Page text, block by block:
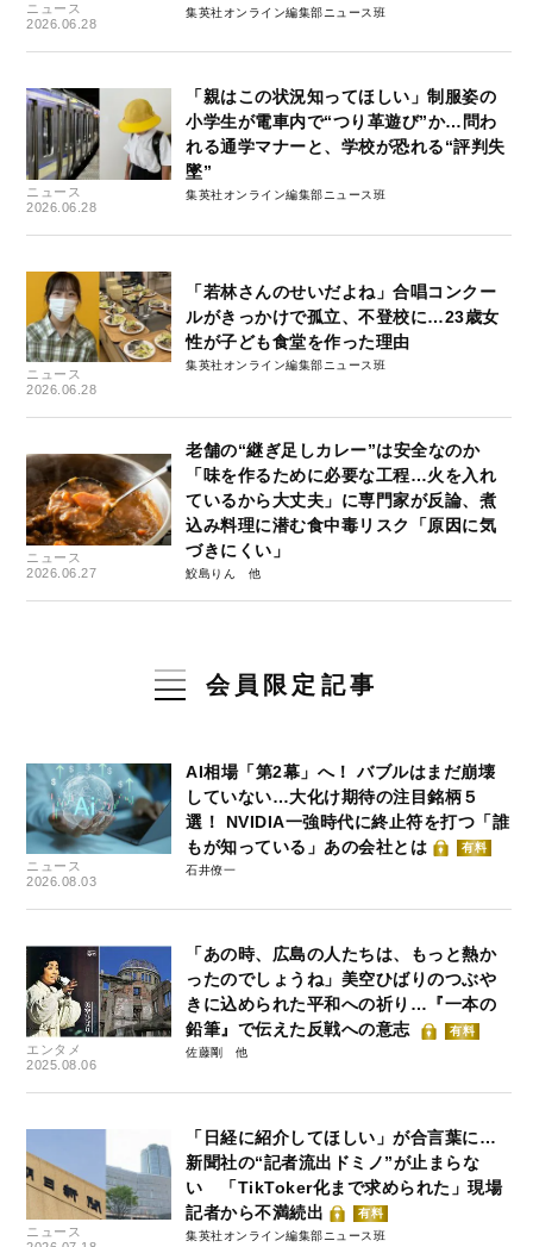
ニュース
2026.06.28
集英社オンライン編集部ニュース班
ニュース
2026.06.28
「親はこの状況知ってほしい」制服姿の
小学生が電車内で“つり革遊び”か…問わ
れる通学マナーと、学校が恐れる“評判失
墜”
集英社オンライン編集部ニュース班
ニュース
2026.06.28
「若林さんのせいだよね」合唱コンクー
ルがきっかけで孤立、不登校に…23歳女
性が子ども食堂を作った理由
集英社オンライン編集部ニュース班
ニュース
2026.06.27
老舗の“継ぎ足しカレー”は安全なのか
「味を作るために必要な工程…火を入れ
ているから大丈夫」に専門家が反論、煮
込み料理に潜む食中毒リスク「原因に気
づきにくい」
鮫島りん
会員限定記事
ニュース
2026.08.03
AI相場「第2幕」へ！ バブルはまだ崩壊
していない…大化け期待の注目銘柄５
選！ NVIDIA一強時代に終止符を打つ「誰
もが知っている」あの会社とは
有料
石井僚一
エンタメ
2025.08.06
「あの時、広島の人たちは、もっと熱か
ったのでしょうね」美空ひばりのつぶや
きに込められた平和への祈り…『一本の
鉛筆』で伝えた反戦への意志
有料
佐藤剛
ニュース
「日経に紹介してほしい」が合言葉に…
新聞社の“記者流出ドミノ”が止まらな
い 「TikToker化まで求められた」現場
記者から不満続出
有料
集英社オンライン編集部ニュース班